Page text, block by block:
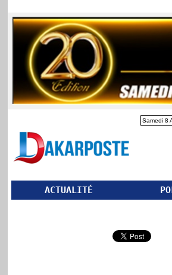
Samedi 8
ACTUALITÉ